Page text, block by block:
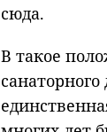
сюда.
В такое